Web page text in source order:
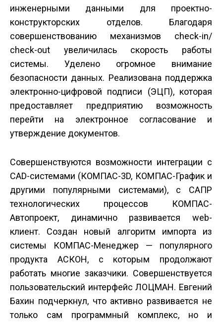
инженерными данными для проектно-
конструкторских отделов. Благодаря
совершенствованию механизмов сheck-in/
сheck-out увеличилась скорость работы
системы. Уделено огромное внимание
безопасности данных. Реализована поддержка
электронно-цифровой подписи (ЭЦП), которая
предоставляет предприятию возможность
перейти на электронное согласование и
утверждение документов.
Совершенствуются возможности интеграции с
CAD-системами (КОМПАС-3D, КОМПАС-График и
другими популярными системами), с САПР
технологических процессов КОМПАС-
Автопроект, динамично развивается web-
клиент. Создан новый алгоритм импорта из
системы КОМПАС-Менеджер — популярного
продукта АСКОН, с которым продолжают
работать многие заказчики. Совершенствуется
пользовательский интерфейс ЛОЦМАН. Евгений
Бахин подчеркнул, что активно развивается не
только сам программный комплекс, но и